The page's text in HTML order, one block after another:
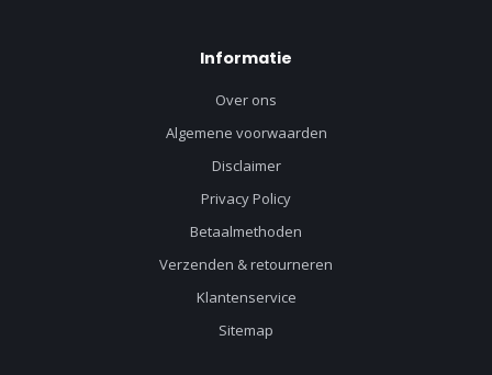
Informatie
Over ons
Algemene voorwaarden
Disclaimer
Privacy Policy
Betaalmethoden
Verzenden & retourneren
Klantenservice
Sitemap